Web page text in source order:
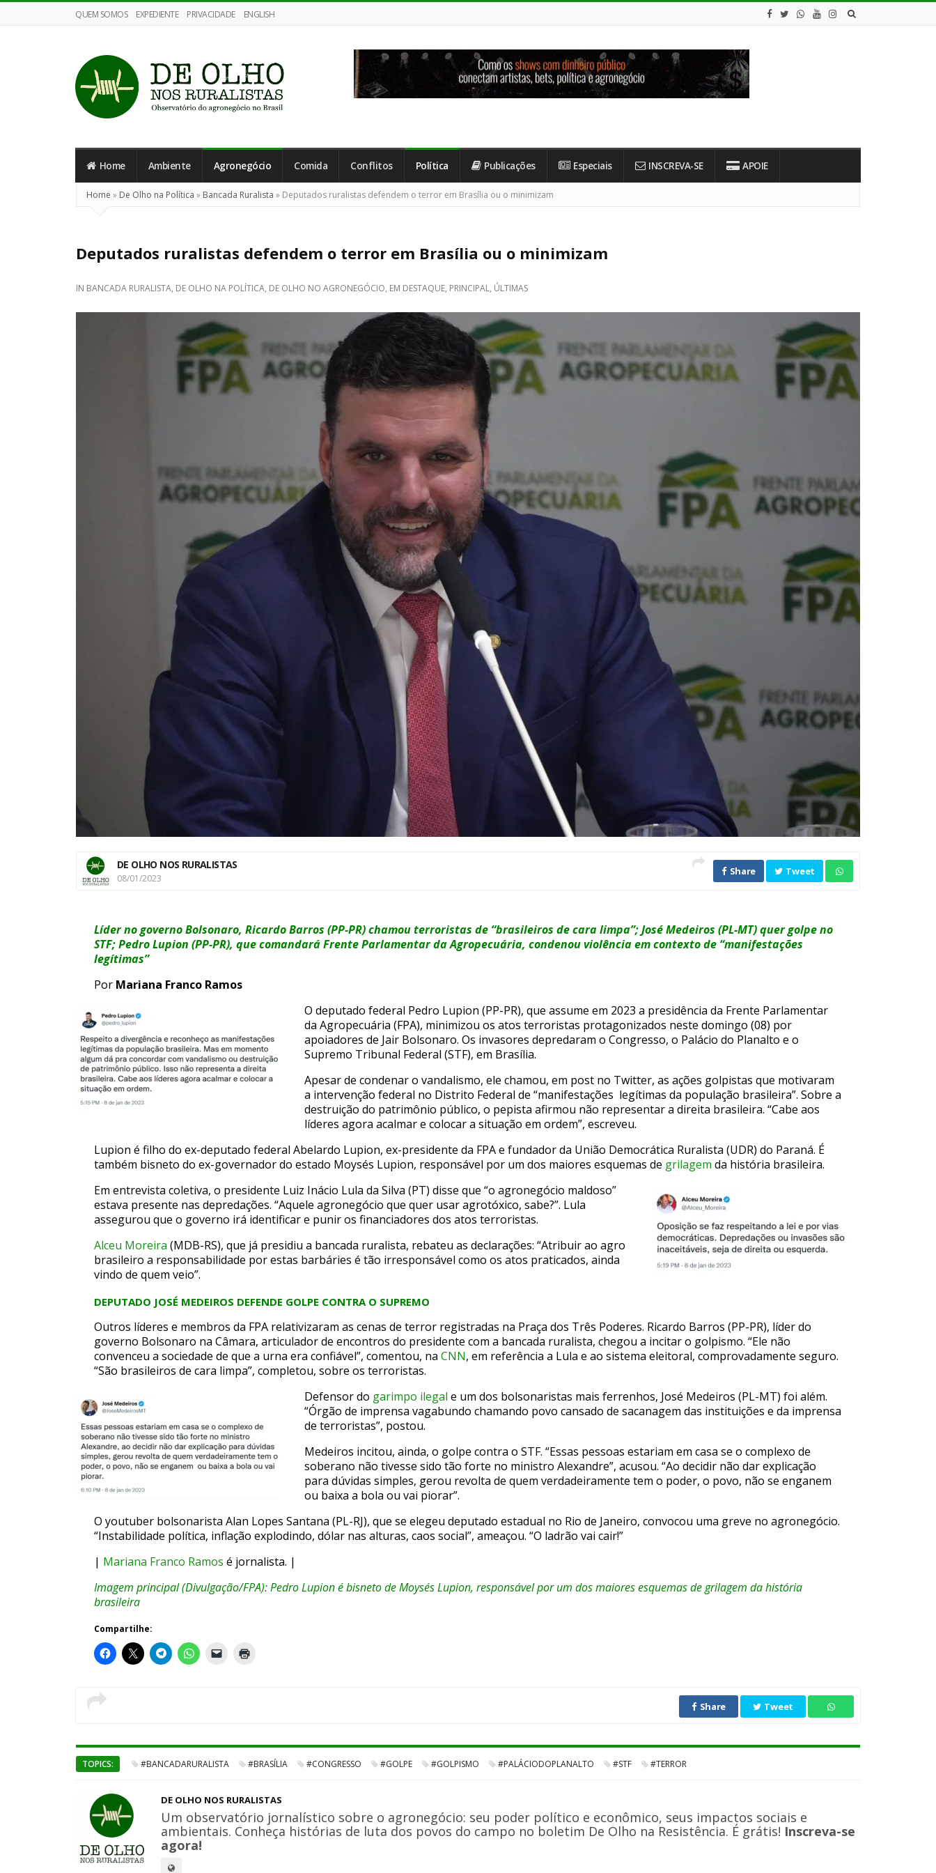
QUEM SOMOS EXPEDIENTE PRIVACIDADE ENGLISH
Olho
nos
Ruralistas
Home Ambiente Agronegócio Comida Conflitos Política Publicações Especiais INSCREVA-SE APOIE
Home » De Olho na Política » Bancada Ruralista » Deputados ruralistas defendem o terror em Brasília ou o minimizam
Deputados ruralistas defendem o terror em Brasília ou o minimizam
IN BANCADA RURALISTA, DE OLHO NA POLÍTICA, DE OLHO NO AGRONEGÓCIO, EM DESTAQUE, PRINCIPAL, ÚLTIMAS
DE OLHO NOS RURALISTAS
08/01/2023
Share Tweet
Líder no governo Bolsonaro, Ricardo Barros (PP-PR) chamou terroristas de “brasileiros de cara limpa”; José Medeiros (PL-MT) quer golpe no
STF; Pedro Lupion (PP-PR), que comandará Frente Parlamentar da Agropecuária, condenou violência em contexto de “manifestações
legítimas”
Por Mariana Franco Ramos
O deputado federal Pedro Lupion (PP-PR), que assume em 2023 a presidência da Frente Parlamentar
da Agropecuária (FPA), minimizou os atos terroristas protagonizados neste domingo (08) por
apoiadores de Jair Bolsonaro. Os invasores depredaram o Congresso, o Palácio do Planalto e o
Supremo Tribunal Federal (STF), em Brasília.
Apesar de condenar o vandalismo, ele chamou, em post no Twitter, as ações golpistas que motivaram
a intervenção federal no Distrito Federal de “manifestações legítimas da população brasileira”. Sobre a
destruição do patrimônio público, o pepista afirmou não representar a direita brasileira. “Cabe aos
líderes agora acalmar e colocar a situação em ordem”, escreveu.
Lupion é filho do ex-deputado federal Abelardo Lupion, ex-presidente da FPA e fundador da União Democrática Ruralista (UDR) do Paraná. É
também bisneto do ex-governador do estado Moysés Lupion, responsável por um dos maiores esquemas de grilagem da história brasileira.
Em entrevista coletiva, o presidente Luiz Inácio Lula da Silva (PT) disse que “o agronegócio maldoso”
estava presente nas depredações. “Aquele agronegócio que quer usar agrotóxico, sabe?”. Lula
assegurou que o governo irá identificar e punir os financiadores dos atos terroristas.
Alceu Moreira (MDB-RS), que já presidiu a bancada ruralista, rebateu as declarações: “Atribuir ao agro
brasileiro a responsabilidade por estas barbáries é tão irresponsável como os atos praticados, ainda
vindo de quem veio”.
DEPUTADO JOSÉ MEDEIROS DEFENDE GOLPE CONTRA O SUPREMO
Outros líderes e membros da FPA relativizaram as cenas de terror registradas na Praça dos Três Poderes. Ricardo Barros (PP-PR), líder do
governo Bolsonaro na Câmara, articulador de encontros do presidente com a bancada ruralista, chegou a incitar o golpismo. “Ele não
convenceu a sociedade de que a urna era confiável”, comentou, na CNN, em referência a Lula e ao sistema eleitoral, comprovadamente seguro.
“São brasileiros de cara limpa”, completou, sobre os terroristas.
Defensor do garimpo ilegal e um dos bolsonaristas mais ferrenhos, José Medeiros (PL-MT) foi além.
“Órgão de imprensa vagabundo chamando povo cansado de sacanagem das instituições e da imprensa
de terroristas”, postou.
Medeiros incitou, ainda, o golpe contra o STF. “Essas pessoas estariam em casa se o complexo de
soberano não tivesse sido tão forte no ministro Alexandre”, acusou. “Ao decidir não dar explicação
para dúvidas simples, gerou revolta de quem verdadeiramente tem o poder, o povo, não se enganem
ou baixa a bola ou vai piorar”.
O youtuber bolsonarista Alan Lopes Santana (PL-RJ), que se elegeu deputado estadual no Rio de Janeiro, convocou uma greve no agronegócio.
“Instabilidade política, inflação explodindo, dólar nas alturas, caos social”, ameaçou. “O ladrão vai cair!”
| Mariana Franco Ramos é jornalista. |
Imagem principal (Divulgação/FPA): Pedro Lupion é bisneto de Moysés Lupion, responsável por um dos maiores esquemas de grilagem da história
brasileira
Compartilhe:
Share Tweet
TOPICS: #BANCADARURALISTA #BRASÍLIA #CONGRESSO #GOLPE #GOLPISMO #PALÁCIODOPLANALTO #STF #TERROR
DE OLHO NOS RURALISTAS
Um observatório jornalístico sobre o agronegócio: seu poder político e econômico, seus impactos sociais e
ambientais. Conheça histórias de luta dos povos do campo no boletim De Olho na Resistência. É grátis! Inscreva-se
agora!